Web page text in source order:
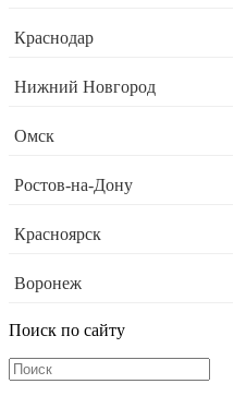
Краснодар
Нижний Новгород
Омск
Ростов-на-Дону
Красноярск
Воронеж
Поиск по сайту